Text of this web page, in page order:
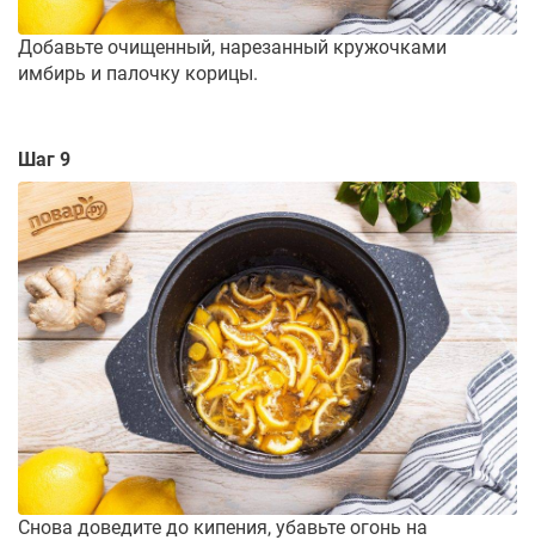
Добавьте очищенный, нарезанный кружочками
имбирь и палочку корицы.
Шаг 9
Снова доведите до кипения, убавьте огонь на